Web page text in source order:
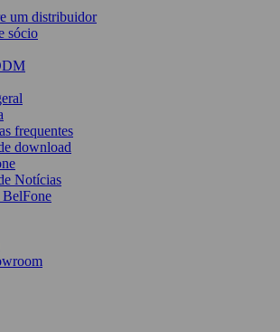
um distribuidor
sócio
frequentes
download
Notícias
BelFone